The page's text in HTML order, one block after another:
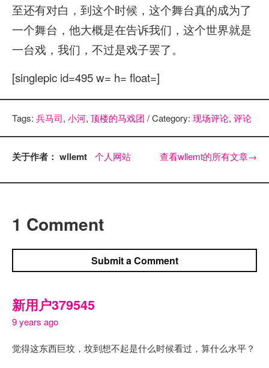
至还有对白，到这个时候，这个舞台真的成为了
一个舞台，他大概是在告诉我们，这个世界就是
一台戏，我们，不过是戏子罢了。
[singlepic id=495 w= h= float=]
Tags: 兵马司, 小河, 顶楼的马戏团 / Category: 现场评论, 评论
关于作者： wllemt 个人网站 查看wllemt的所有文章→
1 Comment
Submit a Comment
新用户379545
9 years ago
觉得这东西巨坟，坟到想不起是什么时候看过，算什么水平？